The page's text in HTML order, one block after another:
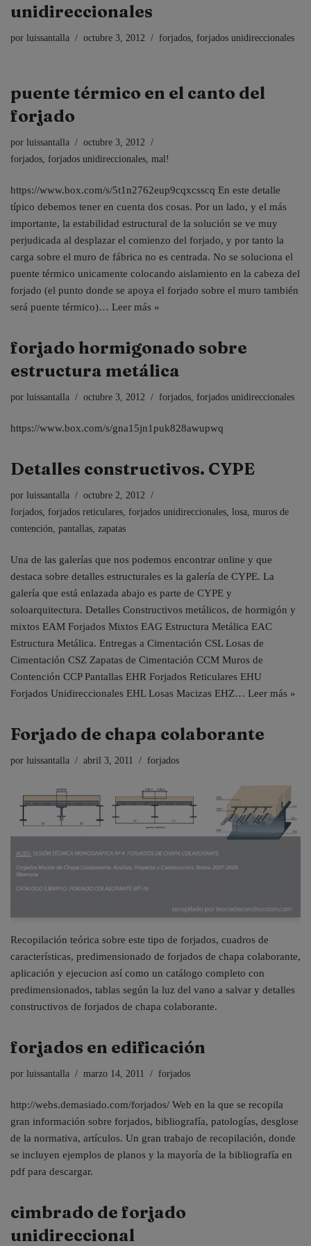
unidireccionales
por luissantalla octubre 3, 2012 forjados forjados unidireccionales
puente térmico en el canto del
forjado
por luissantalla
octubre 3, 2012
forjados forjados unidireccionales mal!
https://www.box.com/s/5t1n2762eup9cqxcsscq En este detalle
típico debemos tener en cuenta dos cosas. Por un lado, y el más
importante, la estabilidad estructural de la solución se ve muy
perjudicada al desplazar el comienzo del forjado, y por tanto la
carga sobre el muro de fábrica no es centrada. No se soluciona el
puente térmico unicamente colocando aislamiento en la cabeza del
forjado (el punto donde se apoya el forjado sobre el muro también
será puente térmico)… Leer más »
forjado hormigonado sobre
estructura metálica
por luissantalla octubre 3, 2012 forjados forjados unidireccionales
https://www.box.com/s/gna15jn1puk828awupwq
Detalles constructivos. CYPE
por luissantalla
octubre 2, 2012
forjados forjados reticulares forjados unidireccionales losa muros de
contención pantallas zapatas
Una de las galerías que nos podemos encontrar online y que
destaca sobre detalles estructurales es la galería de CYPE. La
galería que está enlazada abajo es parte de CYPE y
soloarquitectura. Detalles Constructivos metálicos, de hormigón y
mixtos EAM Forjados Mixtos EAG Estructura Metálica EAC
Estructura Metálica. Entregas a Cimentación CSL Losas de
Cimentación CSZ Zapatas de Cimentación CCM Muros de
Contención CCP Pantallas EHR Forjados Reticulares EHU
Forjados Unidireccionales EHL Losas Macizas EHZ… Leer más »
Forjado de chapa colaborante
por luissantalla abril 3, 2011 forjados
Recopilación teórica sobre este tipo de forjados, cuadros de
características, predimensionado de forjados de chapa colaborante,
aplicación y ejecucion así como un catálogo completo con
predimensionados, tablas según la luz del vano a salvar y detalles
constructivos de forjados de chapa colaborante.
forjados en edificación
por luissantalla marzo 14, 2011 forjados
http://webs.demasiado.com/forjados/ Web en la que se recopila
gran información sobre forjados, bibliografía, patologías, desglose
de la normativa, artículos. Un gran trabajo de recopilación, donde
se incluyen ejemplos de planos y la mayoría de la bibliografía en
pdf para descargar.
cimbrado de forjado
unidireccional